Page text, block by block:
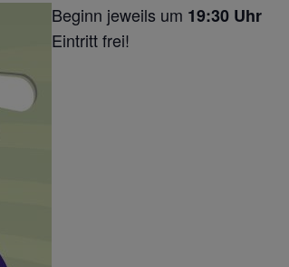
Beginn jeweils um 19:30 Uhr
Eintritt frei!